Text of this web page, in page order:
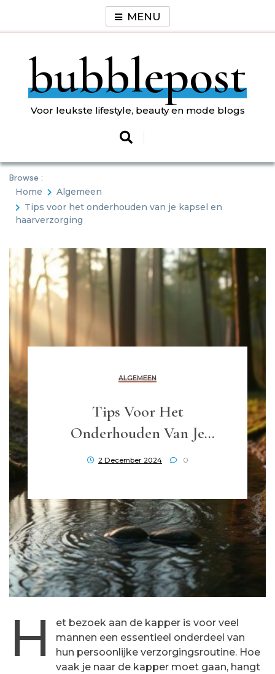
content
MENU
bubblepost
Voor leukste lifestyle, beauty en mode blogs
Browse :
Home
Algemeen
Tips voor het onderhouden van je kapsel en
haarverzorging
ALGEMEEN
Tips Voor Het
Onderhouden Van Je
Kapsel En Haarverzorging
2 December 2024 0
H
et bezoek aan de kapper is voor veel
mannen een essentieel onderdeel van
hun persoonlijke verzorgingsroutine. Hoe
vaak je naar de kapper moet gaan, hangt